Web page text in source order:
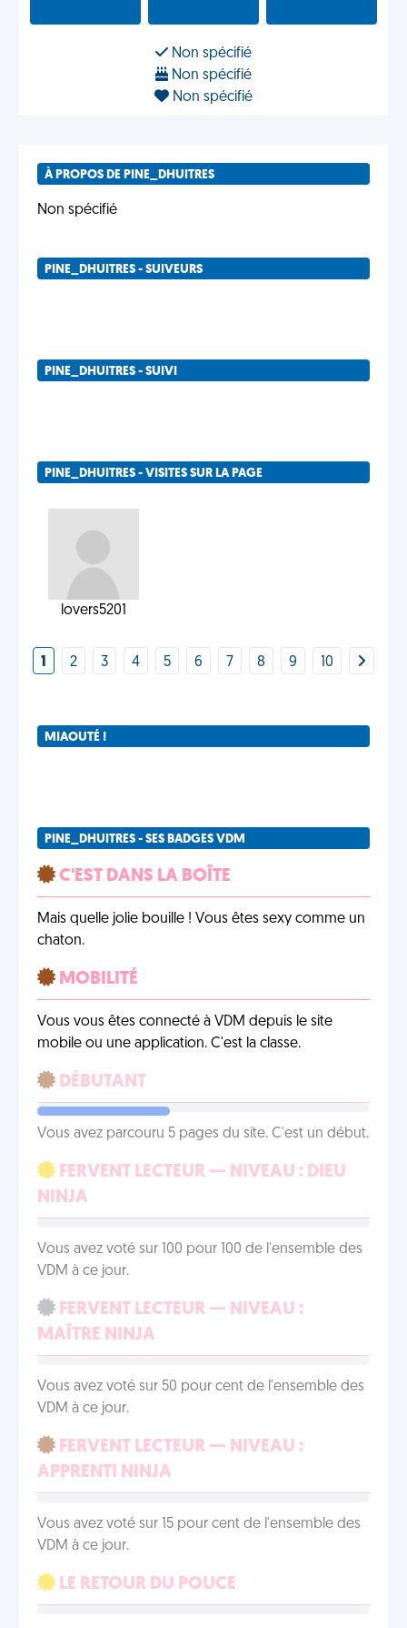
Non spécifié
Non spécifié
Non spécifié
À PROPOS DE PINE_DHUITRES
Non spécifié
PINE_DHUITRES - SUIVEURS
PINE_DHUITRES - SUIVI
PINE_DHUITRES - VISITES SUR LA PAGE
lovers5201
1 2 3 4 5 6 7 8 9 10
MIAOUTÉ !
PINE_DHUITRES - SES BADGES VDM
C'EST DANS LA BOÎTE
Mais quelle jolie bouille ! Vous êtes sexy comme un
chaton.
MOBILITÉ
Vous vous êtes connecté à VDM depuis le site
mobile ou une application. C'est la classe.
DÉBUTANT
Vous avez parcouru 5 pages du site. C'est un début.
FERVENT LECTEUR — NIVEAU : DIEU
NINJA
Vous avez voté sur 100 pour 100 de l'ensemble des
VDM à ce jour.
FERVENT LECTEUR — NIVEAU :
MAÎTRE NINJA
Vous avez voté sur 50 pour cent de l'ensemble des
VDM à ce jour.
FERVENT LECTEUR — NIVEAU :
APPRENTI NINJA
Vous avez voté sur 15 pour cent de l'ensemble des
VDM à ce jour.
LE RETOUR DU POUCE